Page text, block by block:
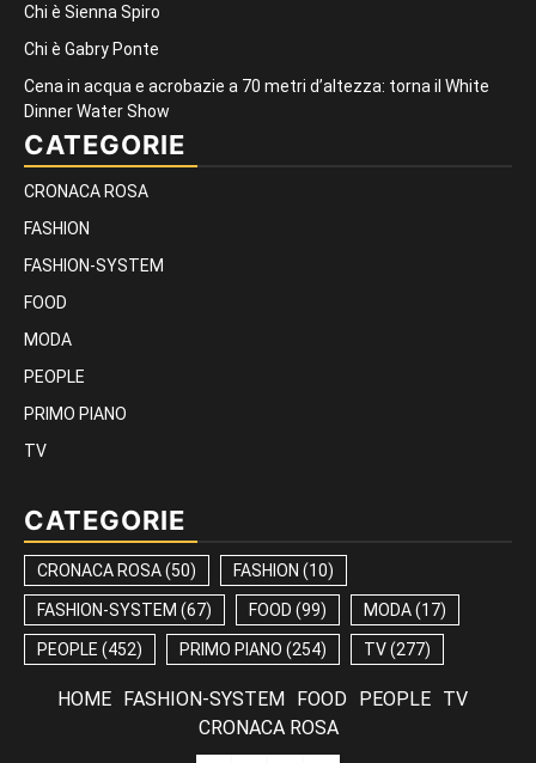
Chi è Sienna Spiro
Chi è Gabry Ponte
Cena in acqua e acrobazie a 70 metri d’altezza: torna il White
Dinner Water Show
CATEGORIE
CRONACA ROSA
FASHION
FASHION-SYSTEM
FOOD
MODA
PEOPLE
PRIMO PIANO
TV
CATEGORIE
CRONACA ROSA(50) FASHION (10)
FASHION-SYSTEM (67) FOOD (99) MODA(17)
PEOPLE (452) PRIMO PIANO (254) TV(277)
HOME FASHION-SYSTEM FOOD PEOPLE
TV
CRONACA ROSA